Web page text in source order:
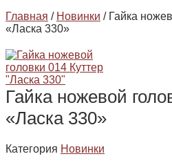
Главная / Новинки / Гайка
«Ласка 330»
Гайка ножевой
«Ласка 330»
Категория Новинки